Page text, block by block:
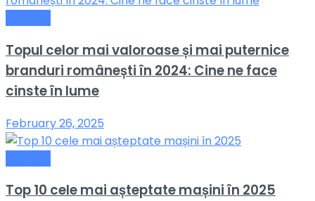
Topul celor mai valoroase și mai puternice
branduri românești în 2024: Cine ne face
cinste în lume
February 26, 2025
Top 10 cele mai așteptate mașini în 2025